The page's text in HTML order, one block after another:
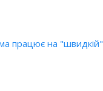
працює на "швидкій"